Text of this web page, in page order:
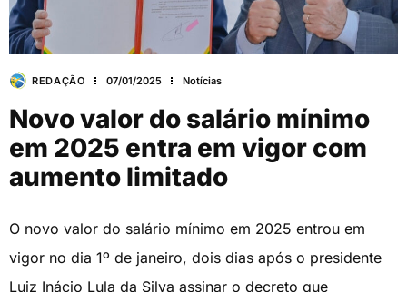
REDAÇÃO 07/01/2025 Notícias
Novo valor do salário mínimo
em 2025 entra em vigor com
aumento limitado
O novo valor do salário mínimo em 2025 entrou em
vigor no dia 1º de janeiro, dois dias após o presidente
Luiz Inácio Lula da Silva assinar o decreto que